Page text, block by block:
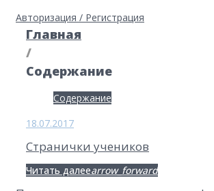
Авторизация / Регистрация
Главная
/
Cодержание
Рубрика:
Cодержание
Cодержание
18.07.2017
Странички учеников
Facebook
Twitter
Google+
Читать далееarrow_forward